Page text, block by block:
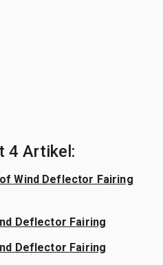
4 Artikel:
Wind Deflector Fairing
Deflector Fairing
Deflector Fairing